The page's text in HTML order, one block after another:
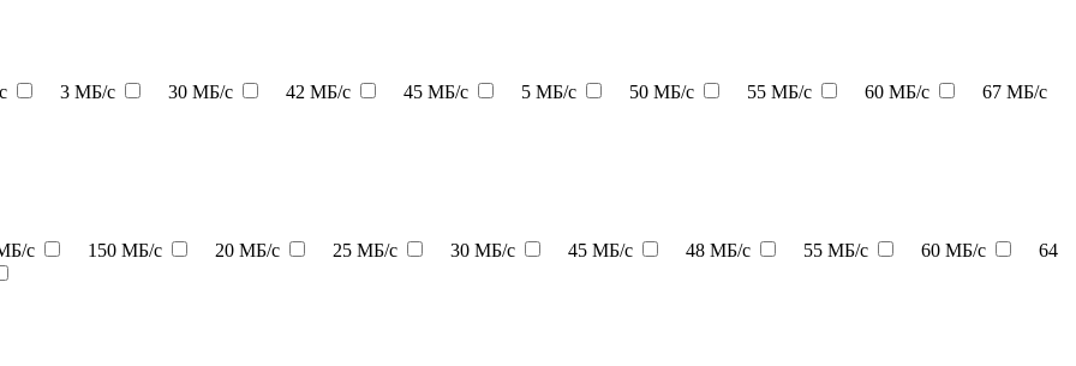
3 МБ/с 30 МБ/с 42 МБ/с 45 МБ/с 5 МБ/с 50 МБ/с 55 МБ/с 60 МБ/с
67 МБ/с
с 150 МБ/с 20 МБ/с 25 МБ/с 30 МБ/с 45 МБ/с 48 МБ/с 55 МБ/с 60 МБ/с
64